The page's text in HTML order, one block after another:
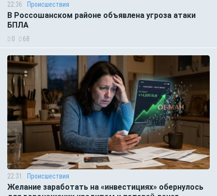
22:36 Происшествия
В Россошанском районе объявлена угроза атаки
БПЛА
0 68
22:31 Происшествия
Желание заработать на «инвестициях» обернулось